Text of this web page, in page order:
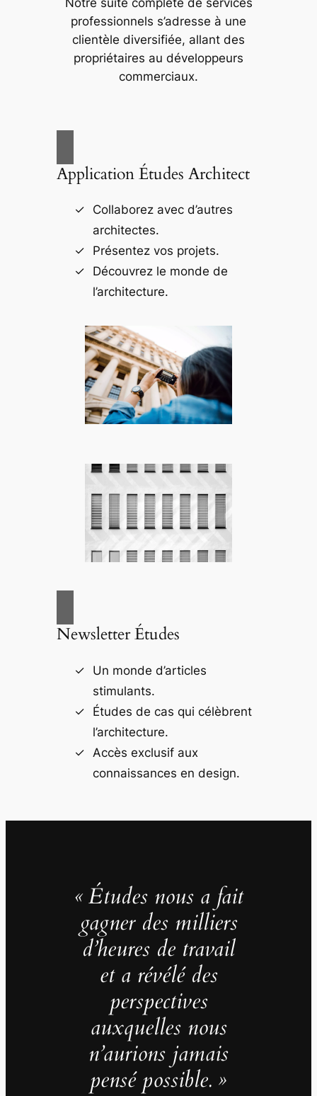
Notre suite complète de services
professionnels s’adresse à une
clientèle diversifiée, allant des
propriétaires au développeurs
commerciaux.
Application Études Architect
Collaborez avec d’autres
architectes.
Présentez vos projets.
Découvrez le monde de
l’architecture.
Newsletter Études
Un monde d’articles
stimulants.
Études de cas qui célèbrent
l’architecture.
Accès exclusif aux
connaissances en design.
« Études nous a fait
gagner des milliers
d’heures de travail
et a révélé des
perspectives
auxquelles nous
n’aurions jamais
pensé possible. »